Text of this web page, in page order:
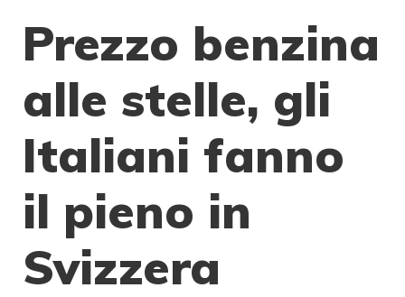
Prezzo benzina
alle stelle, gli
Italiani fanno
il pieno in
Svizzera